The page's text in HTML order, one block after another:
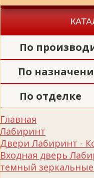
По
По
По отделке
Главная
Лабиринт
Двери Лабиринт -
Входная дверь
темный зеркальные